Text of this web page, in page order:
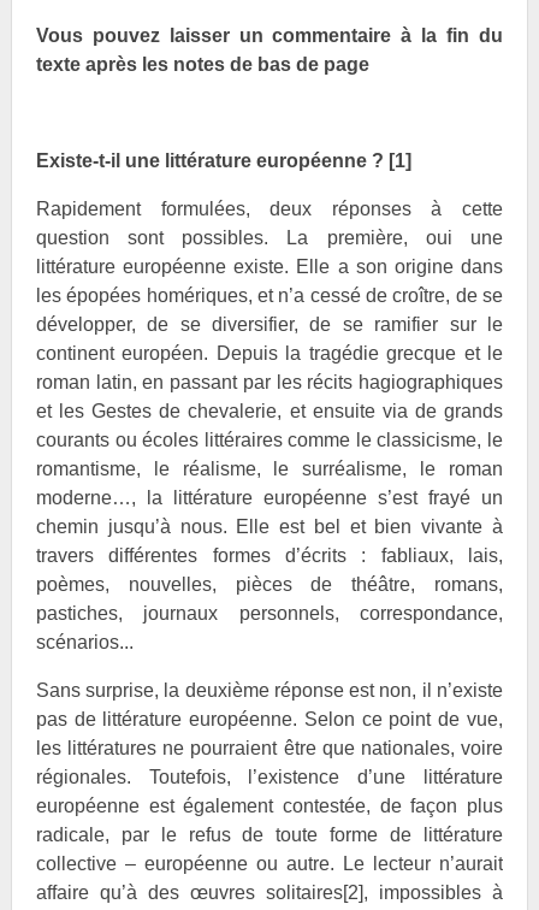
Vous pouvez laisser un commentaire à la fin du
texte après les notes de bas de page
Existe-t-il une littérature européenne ? [1]
Rapidement formulées, deux réponses à cette
question sont possibles. La première, oui une
littérature européenne existe. Elle a son origine dans
les épopées homériques, et n’a cessé de croître, de se
développer, de se diversifier, de se ramifier sur le
continent européen. Depuis la tragédie grecque et le
roman latin, en passant par les récits hagiographiques
et les Gestes de chevalerie, et ensuite via de grands
courants ou écoles littéraires comme le classicisme, le
romantisme, le réalisme, le surréalisme, le roman
moderne…, la littérature européenne s’est frayé un
chemin jusqu’à nous. Elle est bel et bien vivante à
travers différentes formes d’écrits : fabliaux, lais,
poèmes, nouvelles, pièces de théâtre, romans,
pastiches, journaux personnels, correspondance,
scénarios...
Sans surprise, la deuxième réponse est non, il n’existe
pas de littérature européenne. Selon ce point de vue,
les littératures ne pourraient être que nationales, voire
régionales. Toutefois, l’existence d’une littérature
européenne est également contestée, de façon plus
radicale, par le refus de toute forme de littérature
collective – européenne ou autre. Le lecteur n’aurait
affaire qu’à des œuvres solitaires[2], impossibles à